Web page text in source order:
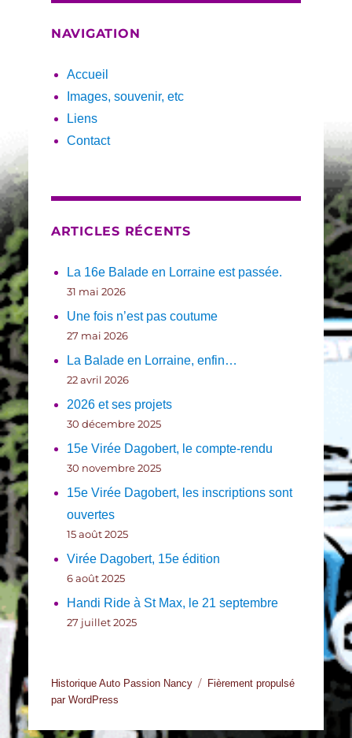
NAVIGATION
Accueil
Images, souvenir, etc
Liens
Contact
ARTICLES RÉCENTS
La 16e Balade en Lorraine est passée.
31 mai 2026
Une fois n’est pas coutume
27 mai 2026
La Balade en Lorraine, enfin…
22 avril 2026
2026 et ses projets
30 décembre 2025
15e Virée Dagobert, le compte-rendu
30 novembre 2025
15e Virée Dagobert, les inscriptions sont
ouvertes
15 août 2025
Virée Dagobert, 15e édition
6 août 2025
Handi Ride à St Max, le 21 septembre
27 juillet 2025
Historique Auto Passion Nancy
Fièrement propulsé
par WordPress